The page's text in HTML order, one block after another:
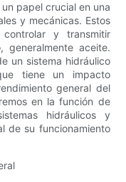
papel crucial en una
y mecánicas. Estos
y transmitir
generalmente aceite.
un sistema hidráulico
tiene un impacto
general del
en la función de
hidráulicos y
de su funcionamiento